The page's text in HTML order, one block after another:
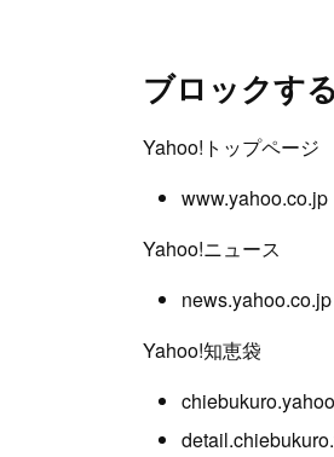
ブロックす
Yahoo!トップページ
www.yahoo.co.jp
Yahoo!ニュース
news.yahoo.co.jp
Yahoo!知恵袋